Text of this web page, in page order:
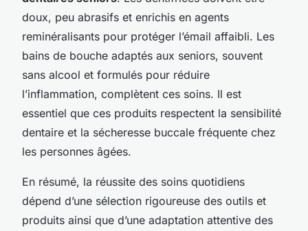
doux, peu abrasifs et enrichis en agents
reminéralisants pour protéger l’émail affaibli. Les
bains de bouche adaptés aux seniors, souvent
sans alcool et formulés pour réduire
l’inflammation, complètent ces soins. Il est
essentiel que ces produits respectent la sensibilité
dentaire et la sécheresse buccale fréquente chez
les personnes âgées.
En résumé, la réussite des soins quotidiens
dépend d’une sélection rigoureuse des outils et
produits ainsi que d’une adaptation attentive des